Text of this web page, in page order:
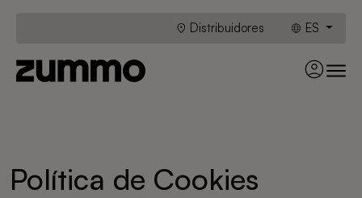
Distribuidores ES
Política de Cookies